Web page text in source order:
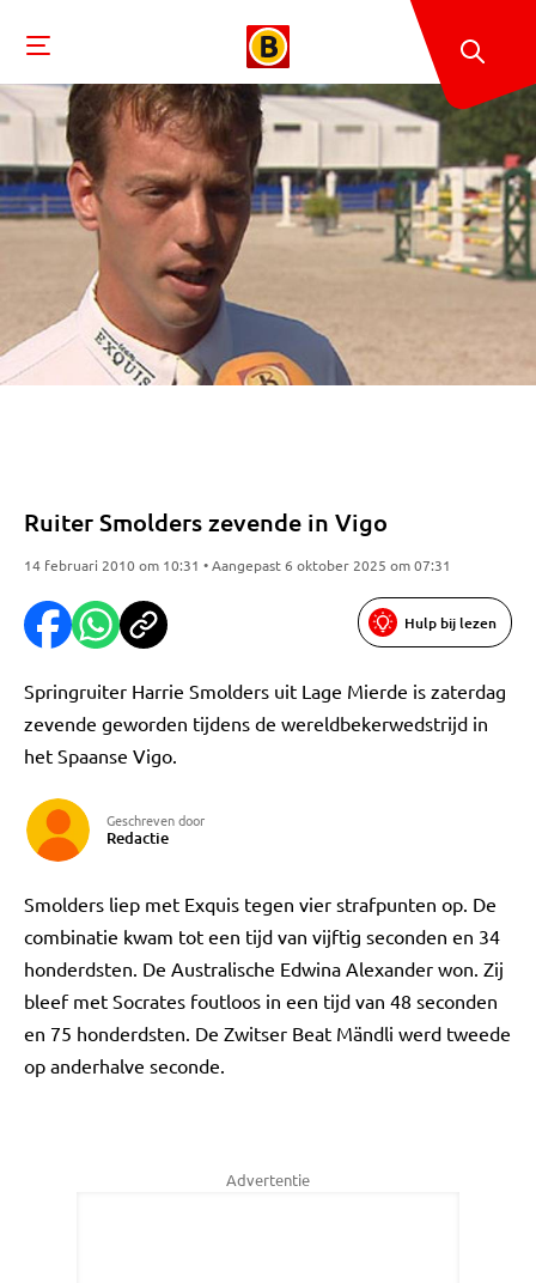
Ruiter Smolders zevende in Vigo
14 februari 2010 om 10:31 • Aangepast 6 oktober 2025 om 07:31
Hulp bij lezen
Springruiter Harrie Smolders uit Lage Mierde is zaterdag
zevende geworden tijdens de wereldbekerwedstrijd in
het Spaanse Vigo.
Geschreven door
Redactie
Smolders liep met Exquis tegen vier strafpunten op. De
combinatie kwam tot een tijd van vijftig seconden en 34
honderdsten. De Australische Edwina Alexander won. Zij
bleef met Socrates foutloos in een tijd van 48 seconden
en 75 honderdsten. De Zwitser Beat Mändli werd tweede
op anderhalve seconde.
Advertentie